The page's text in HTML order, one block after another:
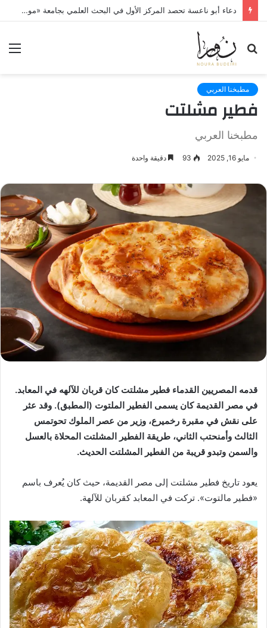
دعاء أبو ناعسة تحصد المركز الأول في البحث العلمي بجامعة «مونستر» الألمانية
بحث
عن
مطبخنا العربي
فطير مشلتت
مطبخنا العربي
مايو 16, 2025 93 دقيقة واحدة
قدمه المصريين القدماء فطير مشلتت كان قربان للآلهه في المعابد.
في مصر القديمة كان يسمى الفطير الملتوت (المطبق). وقد عثر
على نقش في مقبرة رخميرع، وزير من عصر الملوك تحوتمس
الثالث وأمنحتب الثاني، طريقة الفطير المشلتت المحلاة بالعسل
والسمن وتبدو قريبة من الفطير المشلتت الحديث.
يعود تاريخ فطير مشلتت إلى مصر القديمة، حيث كان يُعرف باسم
«فطير مالتوت». تركت في المعابد كقربان للآلهة.